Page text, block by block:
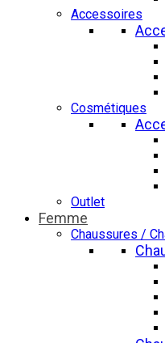
Accessoires
Cosmétiques
Outlet
Femme
Chaussures /